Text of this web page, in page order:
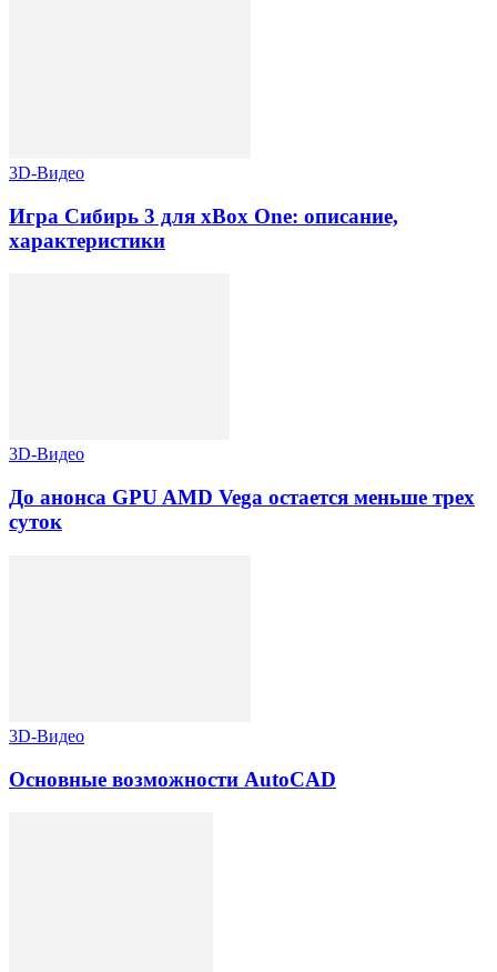
3D-Видео
Игра Сибирь 3 для xBox One: описание,
характеристики
3D-Видео
До анонса GPU AMD Vega остается меньше трех
суток
3D-Видео
Основные возможности AutoCAD